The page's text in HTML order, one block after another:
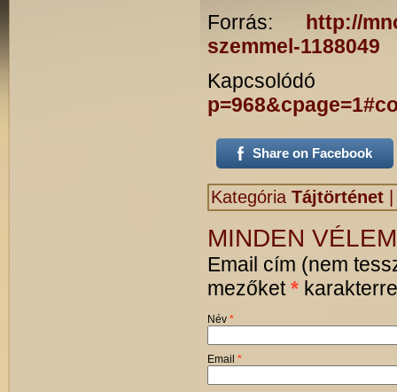
Forrás: http://
szemmel-1188049
Share on Facebook
Kategória Tájtörténet
MINDEN
Email cím (nem
mezőket*
Név *
Email *